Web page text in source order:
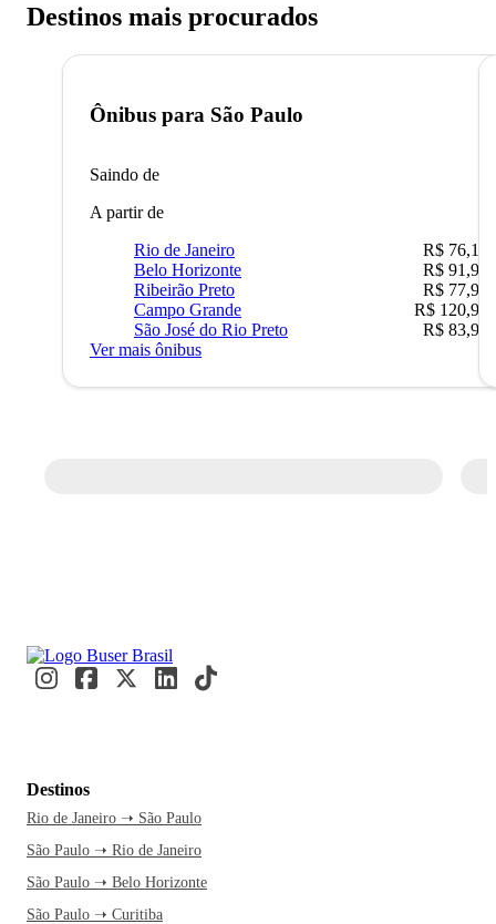
Destinos mais procurados
Ônibus para São Paulo
Saindo de
A partir de
Rio de Janeiro
R$ 76,10
Belo Horizonte
R$ 91,90
Ribeirão Preto
R$ 77,90
Campo Grande
R$ 120,90
São José do Rio Preto
R$ 83,90
Ver mais ônibus
Destinos
Rio de Janeiro ➝ São Paulo
São Paulo ➝ Rio de Janeiro
São Paulo ➝ Belo Horizonte
São Paulo ➝ Curitiba